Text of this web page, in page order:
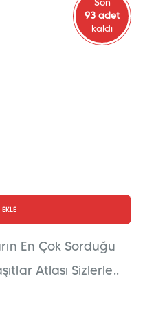
93 adet
kaldı
SEPETE EKLE
En Çok Sorduğu
Atlası Sizlerle..